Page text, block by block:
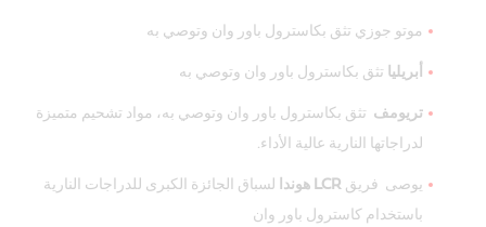
موتو جوزي تثق بكاسترول باور وان وتوصي به
أبريليا تثق بكاسترول باور وان وتوصي به
تريومف تثق بكاسترول باور وان وتوصي به، مواد تشحيم متميزة
لدراجاتها النارية عالية الأداء.
يوصى فريق LCR هوندا
لسباق الجائزة الكبرى للدراجات النارية
باستخدام كاسترول باور وان